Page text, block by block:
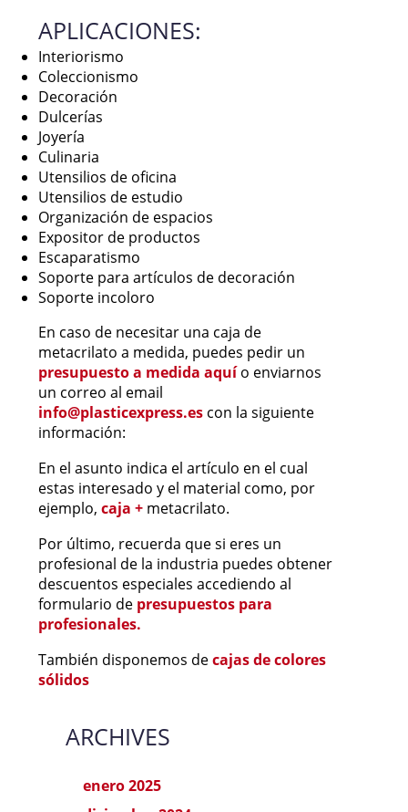
APLICACIONES:
Interiorismo
Coleccionismo
Decoración
Dulcerías
Joyería
Culinaria
Utensilios de oficina
Utensilios de estudio
Organización de espacios
Expositor de productos
Escaparatismo
Soporte para artículos de decoración
Soporte incoloro
En caso de necesitar una caja de
metacrilato a medida, puedes pedir un
presupuesto a medida aquío enviarnos
un correo al email
info@plasticexpress.escon la siguiente
información:
En el asunto indica el artículo en el cual
estas interesado y el material como, por
ejemplo, caja + metacrilato.
Por último, recuerda que si eres un
profesional de la industria puedes obtener
descuentos especiales accediendo al
formulario de presupuestos para
profesionales.
También disponemos decajas de colores
sólidos
ARCHIVES
enero 2025